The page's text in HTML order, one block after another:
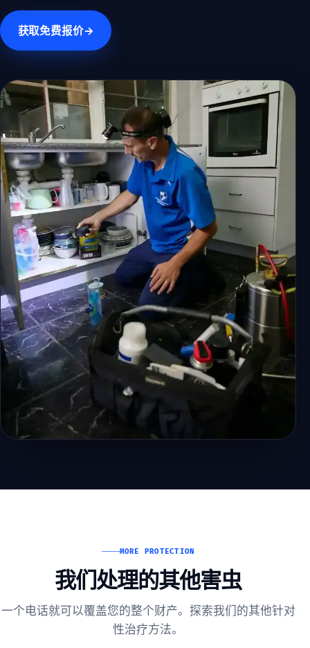
获取免费报价→
MORE PROTECTION
我们处理的其他害虫
一个电话就可以覆盖您的整个财产。探索我们的其他针对
性治疗方法。